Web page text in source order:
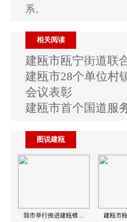
系。
相关阅读
建瓯市瓯宁街道联
建瓯市28个单位村
会议表彰
建瓯市首个国道服
图说建瓯
我市举行推进建瓯锥 ... 建瓯市